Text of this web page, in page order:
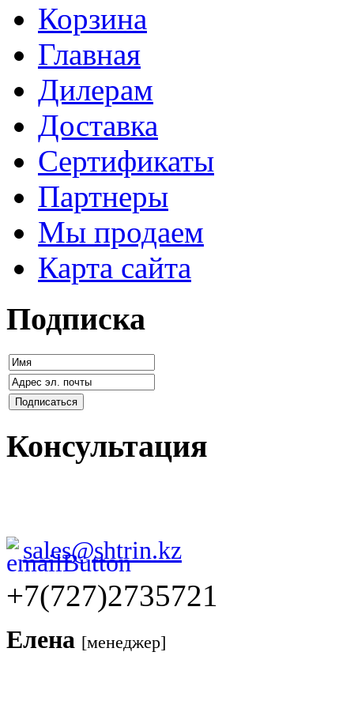
Корзина
Главная
Дилерам
Доставка
Сертификаты
Партнеры
Мы продаем
Карта сайта
Подписка
Консультация
sales@shtrin.kz
+7(727)2735721
Елена [менеджер]